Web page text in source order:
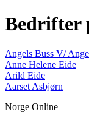
Bedrifter
Angels Buss V/
Anne Helene Eide
Arild Eide
Aarset Asbjørn
Norge Online